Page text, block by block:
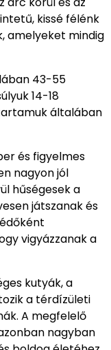
kissé félénk
amelyeket mindig
43-55
14-18
általában
és figyelmes
nagyon jól
hűségesek a
játszanak és
vigyázzanak a
kutyák, a
a térdízületi
A megfelelő
nagyban